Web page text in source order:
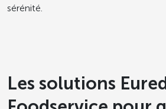
sérénité.
Les solutions